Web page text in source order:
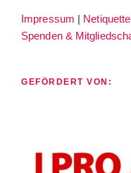
facebook
instagram
Impressum | Netiquette
Spenden &
GEFÖRDERT VON: